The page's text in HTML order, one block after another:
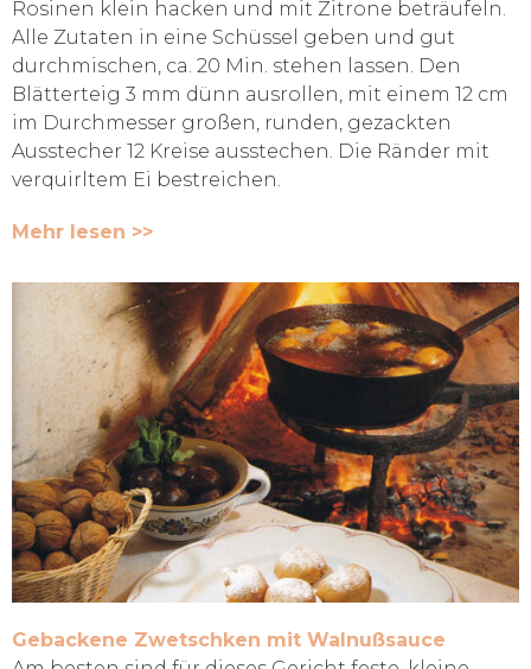
Rosinen klein hacken und mit Zitrone beträufeln.
Alle Zutaten in eine Schüssel geben und gut
durchmischen, ca. 20 Min. stehen lassen. Den
Blätterteig 3 mm dünn ausrollen, mit einem 12 cm
im Durchmesser großen, runden, gezackten
Ausstecher 12 Kreise ausstechen. Die Ränder mit
verquirltem Ei bestreichen.
Mehr lesen >>
Gebackene Zwetschken mit Walnußsauce